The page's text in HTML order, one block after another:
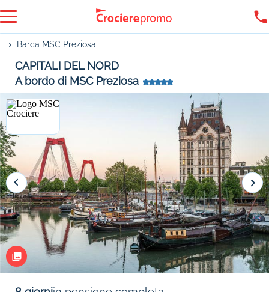
Barca MSC Preziosa
CAPITALI DEL NORD
A bordo di MSC Preziosa